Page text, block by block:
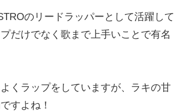
のリードラッパーとして活躍して
だけでなく歌まで上手いことで有名
くラップをしていますが、ラキの甘
すよね！